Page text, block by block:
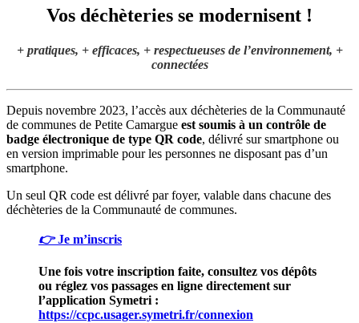
Vos déchèteries se modernisent !
+ pratiques, + efficaces, + respectueuses de l’environnement, +
connectées
Depuis novembre 2023, l’accès aux déchèteries de la Communauté
de communes de Petite Camargue est soumis à un contrôle de
badge électronique de type QR code, délivré sur smartphone ou
en version imprimable pour les personnes ne disposant pas d’un
smartphone.
Un seul QR code est délivré par foyer, valable dans chacune des
déchèteries de la Communauté de communes.
👉Je m’inscris
Une fois votre inscription faite, consultez vos dépôts
ou réglez vos passages en ligne directement sur
l’application Symetri :
https://ccpc.usager.symetri.fr/connexion